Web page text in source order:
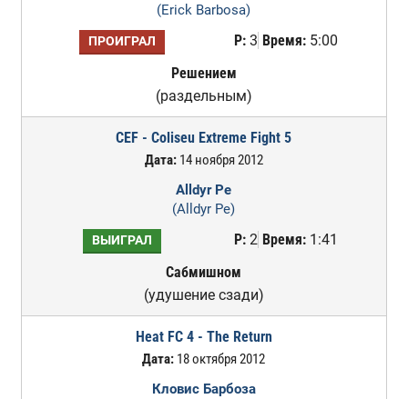
(Erick Barbosa)
ПРОИГРАЛ Р:3 Время:5:00
Решением
(раздельным)
CEF - Coliseu Extreme Fight 5
Дата:14 ноября 2012
Alldyr Pe
(Alldyr Pe)
ВЫИГРАЛ Р:2 Время:1:41
Сабмишном
(удушение сзади)
Heat FC 4 - The Return
Дата: 18 октября 2012
Кловис Барбоза